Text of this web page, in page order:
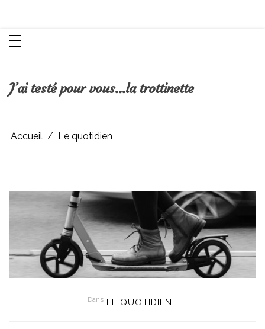
J’ai testé pour vous…la trottinette
Accueil Le quotidien
Dans LE QUOTIDIEN